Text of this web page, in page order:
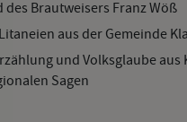
Brautweisers Franz Wöß
aus der Gemeinde
und Volksglaube
Sagen